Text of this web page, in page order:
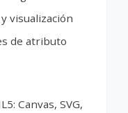
visualización
de atributo
Canvas, SVG,